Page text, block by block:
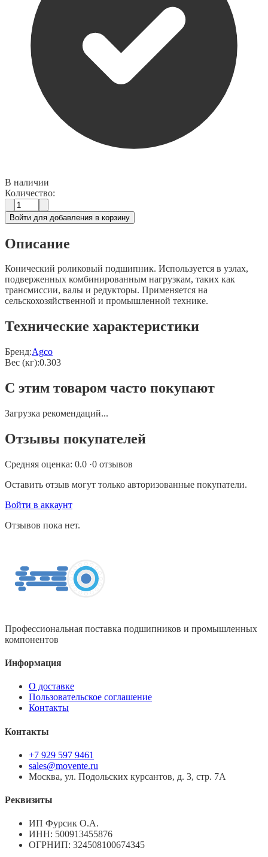
В наличии
Количество:
Войти для добавления в корзину
Описание
Конический роликовый подшипник. Используется в узлах,
подверженных комбинированным нагрузкам, таких как
трансмиссии, валы и редукторы. Применяется на
сельскохозяйственной и промышленной технике.
Технические характеристики
Бренд:Agco
Вес (кг):0.303
С этим товаром часто покупают
Загрузка рекомендаций...
Отзывы покупателей
Средняя оценка: 0.0 ·0 отзывов
Оставить отзыв могут только авторизованные покупатели.
Войти в аккаунт
Отзывов пока нет.
Профессиональная поставка подшипников и промышленных
компонентов
Информация
О доставке
Пользовательское соглашение
Контакты
Контакты
+7 929 597 9461
sales@movente.ru
Москва, ул. Подольских курсантов, д. 3, стр. 7А
Реквизиты
ИП Фурсик О.А.
ИНН: 500913455876
ОГРНИП: 324508100674345